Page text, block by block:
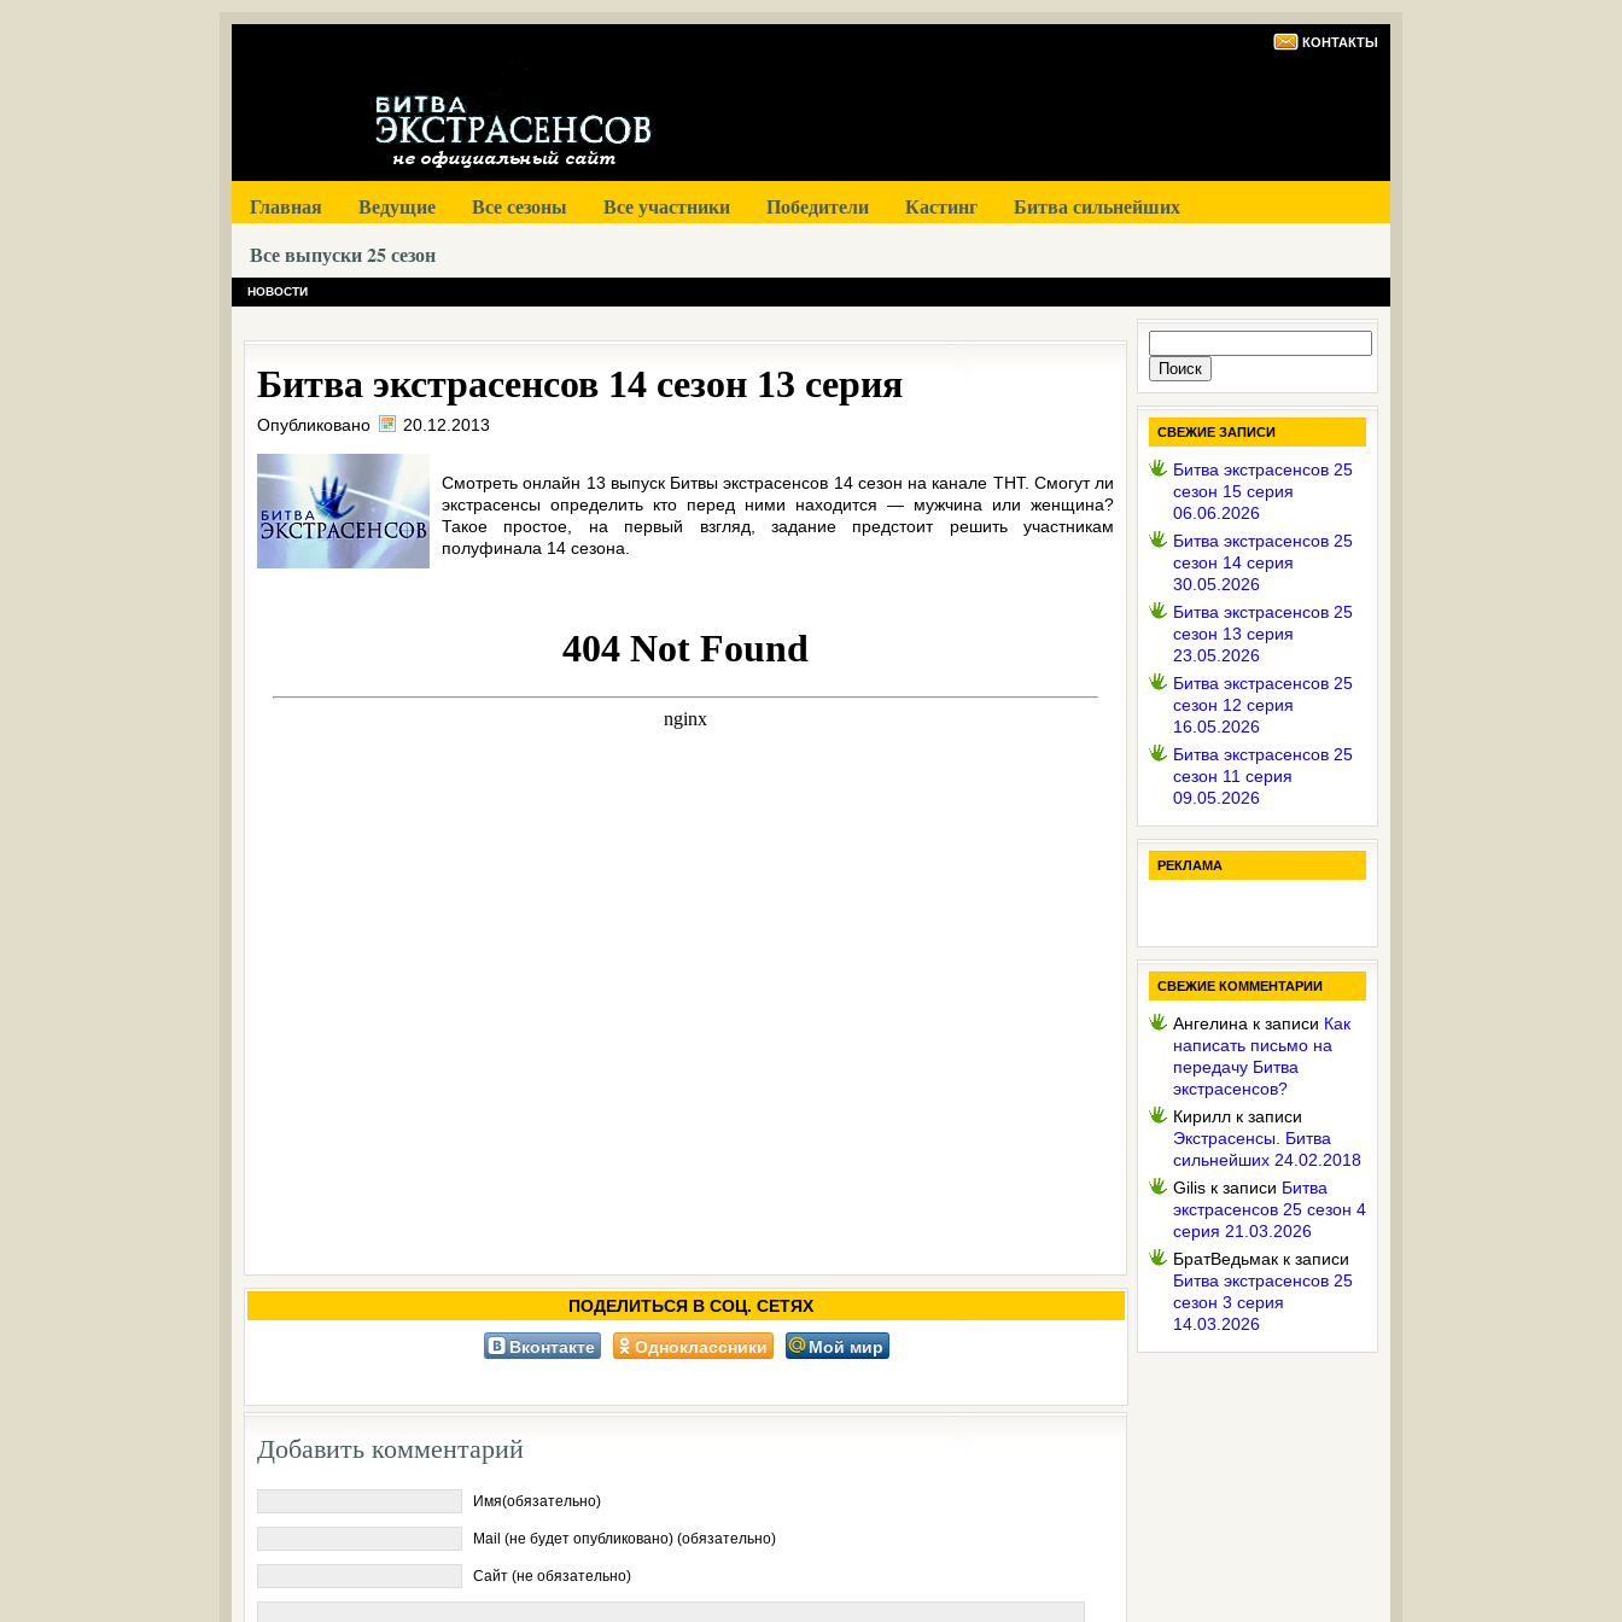
КОНТАКТЫ
Главная Ведущие Все сезоны Все участники Победители Кастинг
Битва сильнейших
Все выпуски 25 сезон
НОВОСТИ
Битва экстрасенсов 14 сезон 13 серия
Опубликовано 20.12.2013
Смотреть онлайн 13 выпуск Битвы экстрасенсов 14 сезон на канале ТНТ. Смогут ли
экстрасенсы определить кто перед ними находится — мужчина или женщина?
Такое простое, на первый взгляд, задание предстоит решить участникам
полуфинала 14 сезона.
ПОДЕЛИТЬСЯ В СОЦ. СЕТЯХ
Вконтакте Одноклассники Мой мир
Добавить комментарий
Имя(обязательно)
Mail (не будет опубликовано) (обязательно)
Сайт (не обязательно)
СВЕЖИЕ ЗАПИСИ
Битва экстрасенсов 25
сезон 15 серия
06.06.2026
Битва экстрасенсов 25
сезон 14 серия
30.05.2026
Битва экстрасенсов 25
сезон 13 серия
23.05.2026
Битва экстрасенсов 25
сезон 12 серия
16.05.2026
Битва экстрасенсов 25
сезон 11 серия
09.05.2026
РЕКЛАМА
СВЕЖИЕ КОММЕНТАРИИ
Ангелина к записи Как
написать письмо на
передачу Битва
экстрасенсов?
Кирилл к записи
Экстрасенсы. Битва
сильнейших 24.02.2018
Gilis к записи Битва
экстрасенсов 25 сезон 4
серия 21.03.2026
БратВедьмак к записи
Битва экстрасенсов 25
сезон 3 серия
14.03.2026